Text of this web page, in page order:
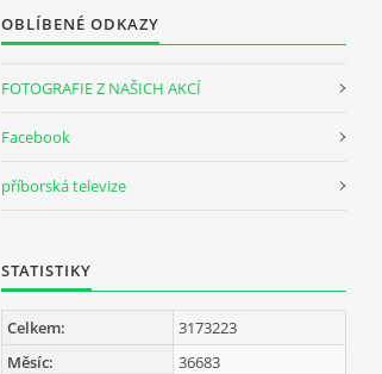
OBLÍBENÉ ODKAZY
FOTOGRAFIE Z NAŠICH AKCÍ
Facebook
příborská televize
STATISTIKY
Celkem:
3173223
Měsíc:
36683